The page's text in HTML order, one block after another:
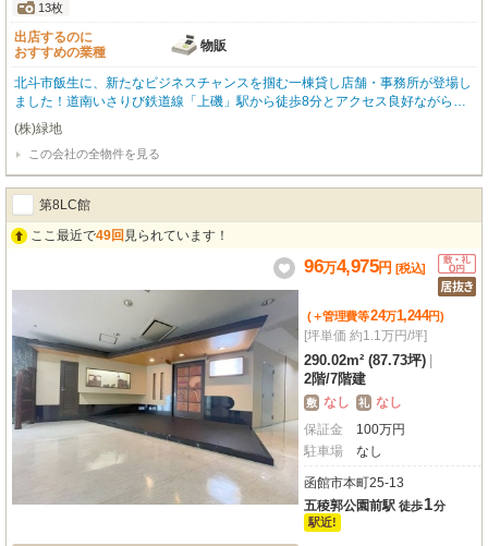
13枚
出店するのに
おすすめの業種
物販
北斗市飯生に、新たなビジネスチャンスを掴む一棟貸し店舗・事務所が登場し
ました！道南いさりび鉄道線「上磯」駅から徒歩8分とアクセス良好ながら、
広大な敷地には嬉しい無料駐車場を10台完備。お客様も従業員様も安心してお
越しいただけます。小売・物販店にぴったりの前面ガラス張りで、明るく開放
的な雰囲気が魅力的です。エアコンや男女別トイレ、照明器具、ガス・給排水
設備など、事業をスムーズに始められる設備も充実しています。徒歩圏内には
コンビニや郵便局、銀行が揃い、日々の業務もスムーズに進められますね。鉄
骨造2階建てのしっかりとした建物で、あなたのビジネスを大きく飛躍させる
拠点として、ぜひご検討ください。
(株)緑地
この会社の全物件を見る
第8LC館
ここ最近で49回 見られています！
96万4,975円 [税込]
(＋管理費等24万1,244円)
[坪単価 約1.1万円/坪]
290.02m² (87.73坪)
2階/7階建
敷 なし 礼 なし
保証金
100万円
駐車場
なし
函館市本町25-13
五稜郭公園前駅 徒歩1分
駅近!